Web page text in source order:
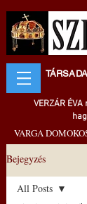
VERZÁR
VARGA
Bejegyzés
All Posts